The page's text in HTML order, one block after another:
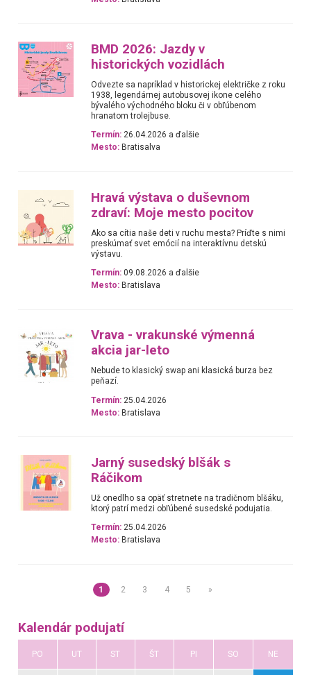
BMD 2026: Jazdy v
historických vozidlách
Odvezte sa napríklad v historickej električke z roku
1938, legendárnej autobusovej ikone celého
bývalého východného bloku či v obľúbenom
hranatom trolejbuse.
Termín: 26.04.2026 a ďalšie
Mesto: Bratisalva
Hravá výstava o duševnom
zdraví: Moje mesto pocitov
Ako sa cítia naše deti v ruchu mesta? Príďte s nimi
preskúmať svet emócií na interaktívnu detskú
výstavu.
Termín: 09.08.2026 a ďalšie
Mesto: Bratislava
Vrava - vrakunské výmenná
akcia jar-leto
Nebude to klasický swap ani klasická burza bez
peňazí.
Termín: 25.04.2026
Mesto: Bratislava
Jarný susedský blšák s
Ráčikom
Už onedlho sa opäť stretnete na tradičnom blšáku,
ktorý patrí medzi obľúbené susedské podujatia.
Termín: 25.04.2026
Mesto: Bratislava
1 2 3 4 5 »
Kalendár podujatí
PO UT ST ŠT PI SO NE